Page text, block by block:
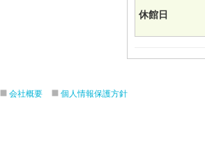
休館日
会社概要 個人情報保護方針